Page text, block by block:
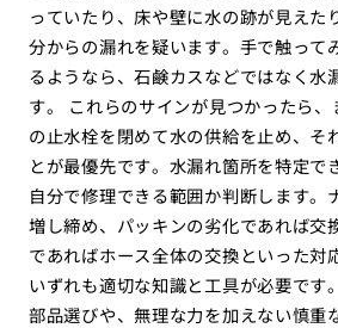
っていたり、床や壁に水の跡が見えた
分からの漏れを疑います。手で触って
るようなら、石鹸カスなどではなく水
す。 これらのサインが見つかったら
の止水栓を閉めて水の供給を止め、そ
とが最優先です。水漏れ箇所を特定で
自分で修理できる範囲か判断します。
増し締め、パッキンの劣化であれば交
であればホース全体の交換といった対
いずれも適切な知識と工具が必要です
部品選びや、無理な力を加えない慎重